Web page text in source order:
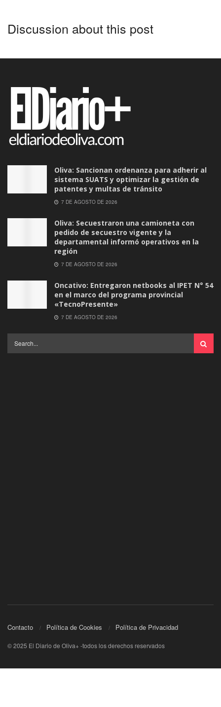
Discussion about this post
Oliva: Sancionan ordenanza para adherir al
sistema SUATS y optimizar la gestión de
patentes y multas de tránsito
7 DE AGOSTO DE 2026
Oliva: Secuestraron una camioneta con
pedido de secuestro vigente y la
departamental informó operativos en la
región
7 DE AGOSTO DE 2026
Oncativo: Entregaron netbooks al IPET N° 54
en el marco del programa provincial
«TecnoPresente»
7 DE AGOSTO DE 2026
Contacto Política de Cookies Política de Privacidad
© 2025 El Diario de Oliva+ -todos los derechos reservados